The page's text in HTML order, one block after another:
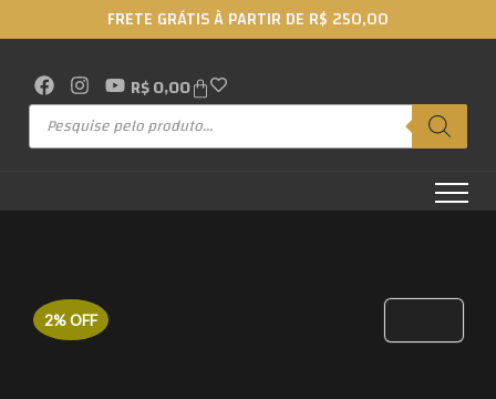
FRETE GRÁTIS À PARTIR DE R$ 250,00
R$0,00
2% OFF